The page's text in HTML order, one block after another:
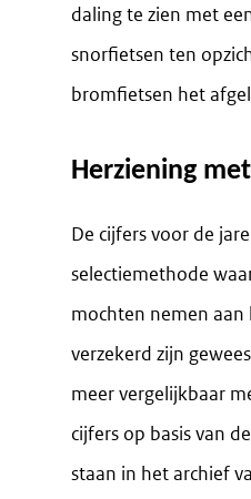
daling te zien met
snorfietsen ten
bromfietsen het
Herziening
De cijfers voor de
selectiemethode
mochten nemen aan
verzekerd zijn
meer vergelijkbaar
cijfers op basis van
staan in het archief